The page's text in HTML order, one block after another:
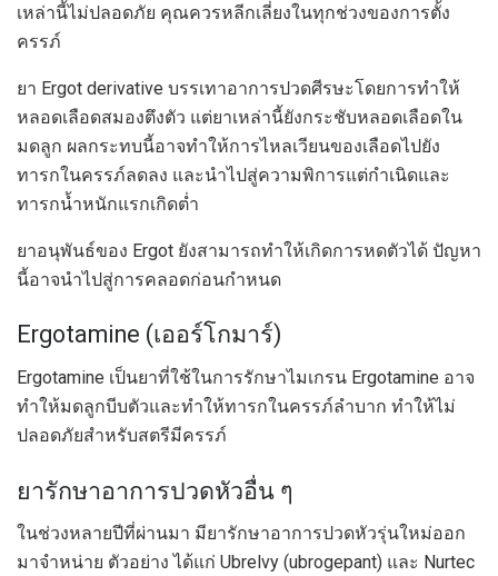
เหล่านี้ไม่ปลอดภัย คุณควรหลีกเลี่ยงในทุกช่วงของการตั้ง
ครรภ์
ยา Ergot derivative บรรเทาอาการปวดศีรษะโดยการทำให้
หลอดเลือดสมองตึงตัว แต่ยาเหล่านี้ยังกระชับหลอดเลือดใน
มดลูก ผลกระทบนี้อาจทำให้การไหลเวียนของเลือดไปยัง
ทารกในครรภ์ลดลง และนำไปสู่ความพิการแต่กำเนิดและ
ทารกน้ำหนักแรกเกิดต่ำ
ยาอนุพันธ์ของ Ergot ยังสามารถทำให้เกิดการหดตัวได้ ปัญหา
นี้อาจนำไปสู่การคลอดก่อนกำหนด
Ergotamine (เออร์โกมาร์)
Ergotamine เป็นยาที่ใช้ในการรักษาไมเกรน Ergotamine อาจ
ทำให้มดลูกบีบตัวและทำให้ทารกในครรภ์ลำบาก ทำให้ไม่
ปลอดภัยสำหรับสตรีมีครรภ์
ยารักษาอาการปวดหัวอื่น ๆ
ในช่วงหลายปีที่ผ่านมา มียารักษาอาการปวดหัวรุ่นใหม่ออก
มาจำหน่าย ตัวอย่าง ได้แก่ Ubrelvy (ubrogepant) และ Nurtec